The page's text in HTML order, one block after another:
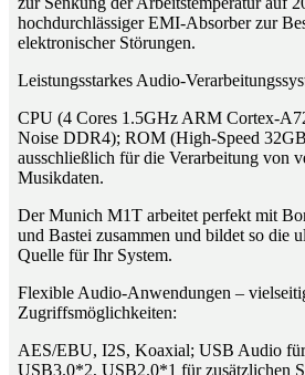
hochdurchlässiger EMI-Absorber zur
elektronischer Störungen.
Leistungsstarkes Audio-
CPU (4 Cores 1.5GHz ARM Cortex-
Noise DDR4); ROM (High-Speed
ausschließlich für die Verarbeitung von
Musikdaten.
Der Munich M1T arbeitet perfekt mit
und Bastei zusammen und bildet so die
Quelle für Ihr System.
Flexible Audio-Anwendungen –
Zugriffsmöglichkeiten:
AES/EBU, I2S, Koaxial; USB Audio
USB3.0*2, USB2.0*1 für zusätzlichen